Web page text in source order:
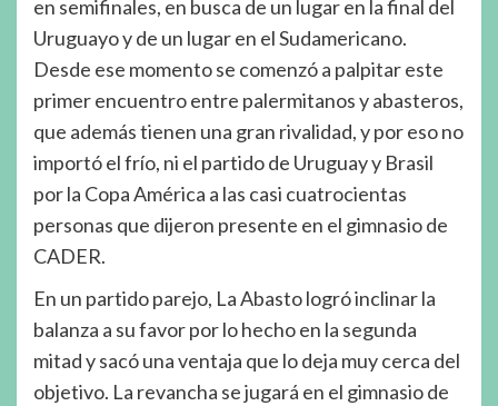
en semifinales, en busca de un lugar en la final del
Uruguayo y de un lugar en el Sudamericano.
Desde ese momento se comenzó a palpitar este
primer encuentro entre palermitanos y abasteros,
que además tienen una gran rivalidad, y por eso no
importó el frío, ni el partido de Uruguay y Brasil
por la Copa América a las casi cuatrocientas
personas que dijeron presente en el gimnasio de
CADER.
En un partido parejo, La Abasto logró inclinar la
balanza a su favor por lo hecho en la segunda
mitad y sacó una ventaja que lo deja muy cerca del
objetivo. La revancha se jugará en el gimnasio de